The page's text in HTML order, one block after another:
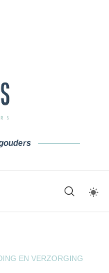
EN VERZORGING